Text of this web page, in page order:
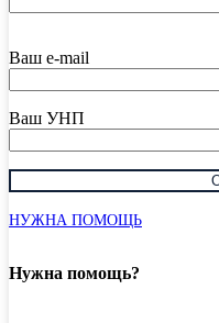
Ваш e-mail
Ваш УНП
НУЖНА ПОМОЩЬ
Нужна помощь?